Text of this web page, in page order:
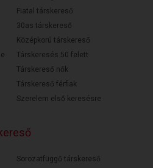
Fiatal társkereső
30as társkereső
Középkorú társkereső
Társkeresés 50 felett
Társkereső nők
Társkereső férfiak
Szerelem első keresésre
Sorozatfüggő társkereső